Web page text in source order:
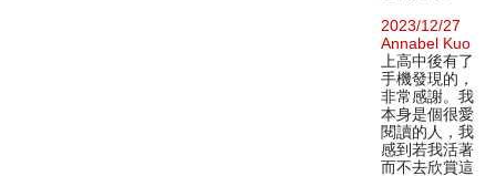
2023/12/27
Annabel Kuo
上高中後有了
手機發現的，
非常感謝。我
本身是個很愛
閱讀的人，我
感到若我活著
而不去欣賞這